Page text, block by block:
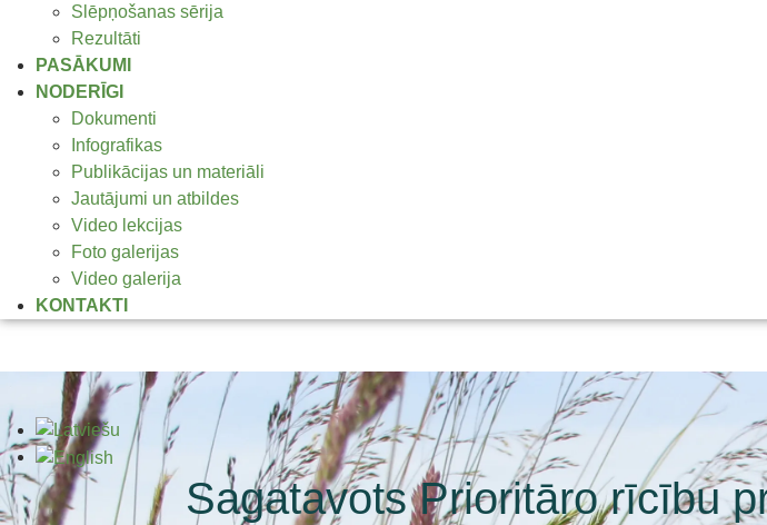
Slēpņošanas sērija
Rezultāti
PASĀKUMI
NODERĪGI
Dokumenti
Infografikas
Publikācijas un materiāli
Jautājumi un atbildes
Video lekcijas
Foto galerijas
Video galerija
KONTAKTI
Sagatavots Prioritāro rīcību